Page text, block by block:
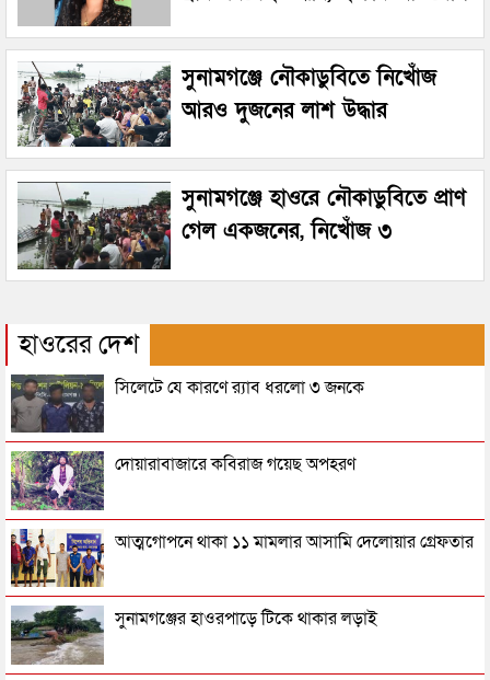
সুনামগঞ্জে নৌকাডুবিতে নিখোঁজ
আরও দুজনের লাশ উদ্ধার
সুনামগঞ্জে হাওরে নৌকাডুবিতে প্রাণ
গেল একজনের, নিখোঁজ ৩
হাওরের দেশ
সিলেটে যে কারণে র‌্যাব ধরলো ৩ জনকে
দোয়ারাবাজারে কবিরাজ গয়েছ অপহরণ
আত্মগোপনে থাকা ১১ মামলার আসামি দেলোয়ার গ্রেফতার
সুনামগঞ্জের হাওরপাড়ে টিকে থাকার লড়াই